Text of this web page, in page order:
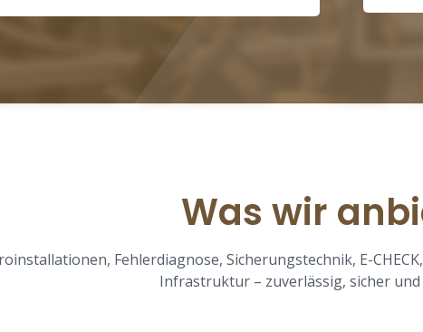
Was wir
Fehlerdiagnose, Sicherungstechnik, E-
Infrastruktur – zuverlässig, sicher